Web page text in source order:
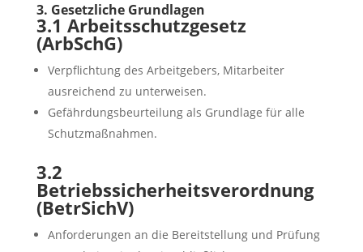
3. Gesetzliche Grundlagen
3.1 Arbeitsschutzgesetz
(ArbSchG)
Verpflichtung des Arbeitgebers, Mitarbeiter
ausreichend zu unterweisen.
Gefährdungsbeurteilung als Grundlage für alle
Schutzmaßnahmen.
3.2
Betriebssicherheitsverordnung
(BetrSichV)
Anforderungen an die Bereitstellung und Prüfung